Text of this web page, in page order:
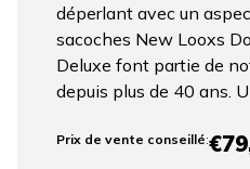
déperlant avec un
sacoches New Looxs
Deluxe font partie de
depuis plus de 40 ans.
Prix ​​de vente conseillé: